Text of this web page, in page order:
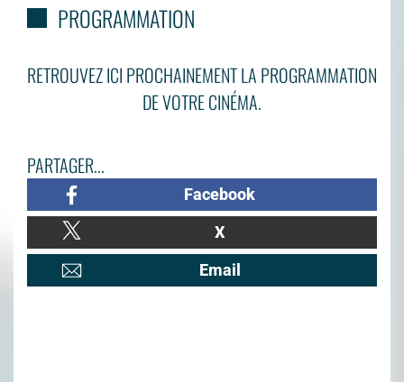
PROGRAMMATION
RETROUVEZ ICI PROCHAINEMENT LA PROGRAMMATION
DE VOTRE CINÉMA.
PARTAGER...
Facebook
X
Email